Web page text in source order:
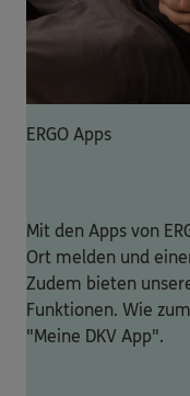
ERGO Apps
Mit den Apps von
Ort melden und
Zudem bieten
Funktionen. Wie
"Meine DKV App".